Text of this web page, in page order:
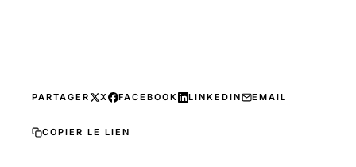
PARTAGER X FACEBOOK LINKEDIN EMAIL
COPIER LE LIEN